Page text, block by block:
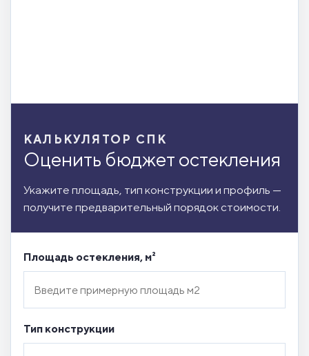
КАЛЬКУЛЯТОР СПК
Оценить бюджет остекления
Укажите площадь, тип конструкции и профиль —
получите предварительный порядок стоимости.
Площадь остекления, м²
Тип конструкции